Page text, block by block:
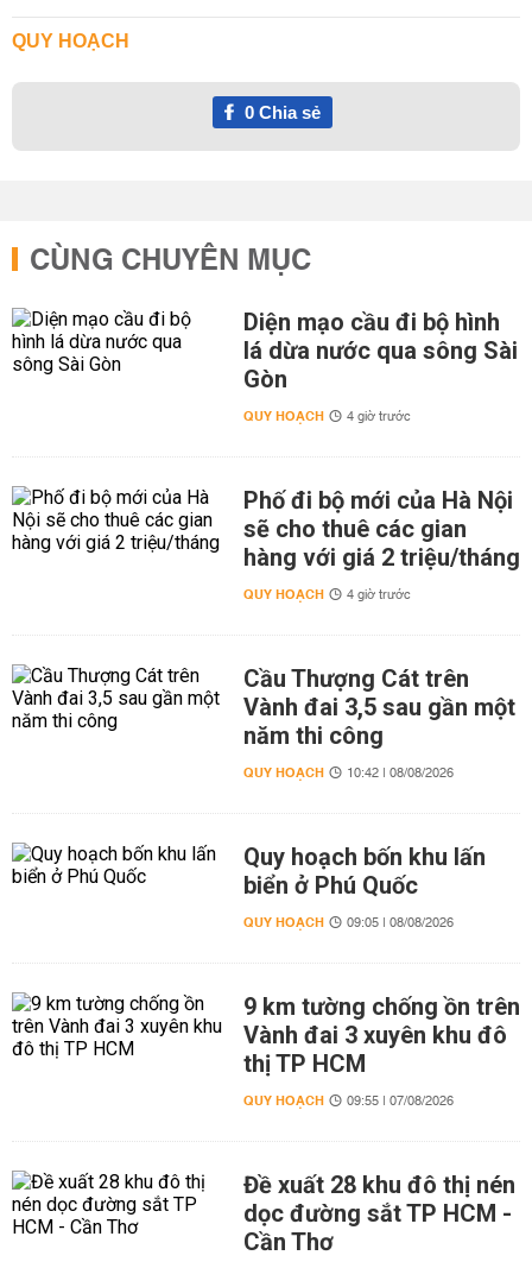
QUY HOẠCH
0Chia sẻ
CÙNG CHUYÊN MỤC
Diện mạo cầu đi bộ hình
lá dừa nước qua sông Sài
Gòn
QUY HOẠCH 4 giờ trước
Phố đi bộ mới của Hà Nội
sẽ cho thuê các gian
hàng với giá 2 triệu/tháng
QUY HOẠCH 4 giờ trước
Cầu Thượng Cát trên
Vành đai 3,5 sau gần một
năm thi công
QUY HOẠCH 10:42 | 08/08/2026
Quy hoạch bốn khu lấn
biển ở Phú Quốc
QUY HOẠCH 09:05 | 08/08/2026
9 km tường chống ồn trên
Vành đai 3 xuyên khu đô
thị TP HCM
QUY HOẠCH 09:55 | 07/08/2026
Đề xuất 28 khu đô thị nén
dọc đường sắt TP HCM -
Cần Thơ